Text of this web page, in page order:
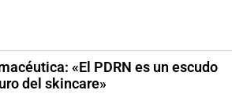
«El PDRN es un escudo
del skincare»